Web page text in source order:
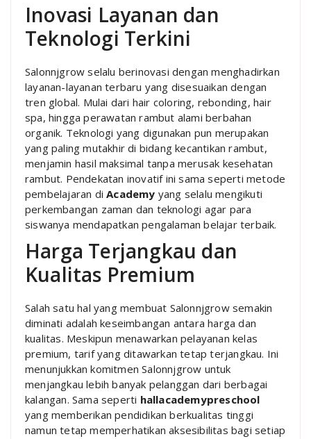
Inovasi Layanan dan
Teknologi Terkini
Salonnjgrow selalu berinovasi dengan menghadirkan
layanan-layanan terbaru yang disesuaikan dengan
tren global. Mulai dari hair coloring, rebonding, hair
spa, hingga perawatan rambut alami berbahan
organik. Teknologi yang digunakan pun merupakan
yang paling mutakhir di bidang kecantikan rambut,
menjamin hasil maksimal tanpa merusak kesehatan
rambut. Pendekatan inovatif ini sama seperti metode
pembelajaran diAcademy yang selalu mengikuti
perkembangan zaman dan teknologi agar para
siswanya mendapatkan pengalaman belajar terbaik.
Harga Terjangkau dan
Kualitas Premium
Salah satu hal yang membuat Salonnjgrow semakin
diminati adalah keseimbangan antara harga dan
kualitas. Meskipun menawarkan pelayanan kelas
premium, tarif yang ditawarkan tetap terjangkau. Ini
menunjukkan komitmen Salonnjgrow untuk
menjangkau lebih banyak pelanggan dari berbagai
kalangan. Sama seperti hallacademypreschool
yang memberikan pendidikan berkualitas tinggi
namun tetap memperhatikan aksesibilitas bagi setiap